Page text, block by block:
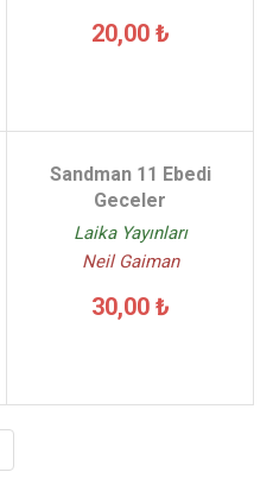
20,00 ₺
Sandman 11 Ebedi
Geceler
Laika Yayınları
Neil Gaiman
30,00 ₺